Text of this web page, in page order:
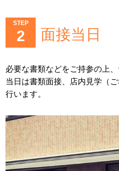
STEP
2 面接当日
必要な書類などをご持参の上
当日は書類面接、店内見学（
行います。